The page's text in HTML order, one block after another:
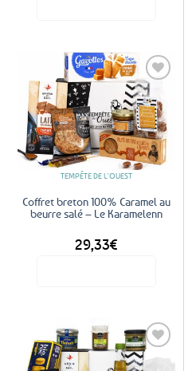
Ajouter
aux
favoris
TEMPÊTE DE L'OUEST
Coffret breton 100% Caramel au
beurre salé – Le Karamelenn
29,33€